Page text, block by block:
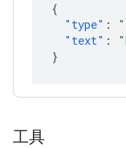
{
"type" :
"text" :
}
工具